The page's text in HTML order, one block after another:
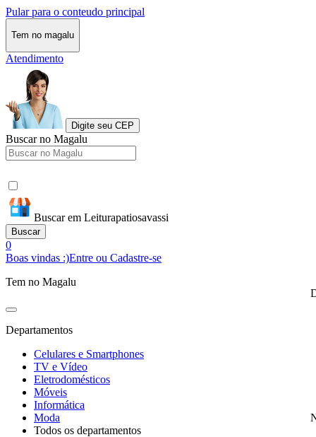
Pular para o conteudo principal
Tem no magalu
Atendimento
Digite seu CEP
Buscar no Magalu
Buscar em Leiturapatiosavassi
Buscar
0
Boas vindas :)Entre ou Cadastre-se
Tem no Magalu
Departamentos
Celulares e Smartphones
TV e Vídeo
Eletrodomésticos
Móveis
Informática
Moda
Todos os departamentos